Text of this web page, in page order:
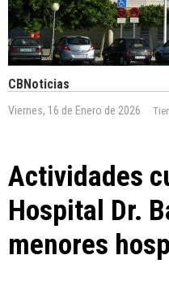
CBNoticias
Viernes, 16 de Enero de 2026
Actividades
Hospital Dr.
menores